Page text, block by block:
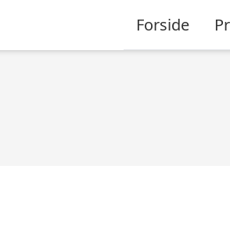
Forside